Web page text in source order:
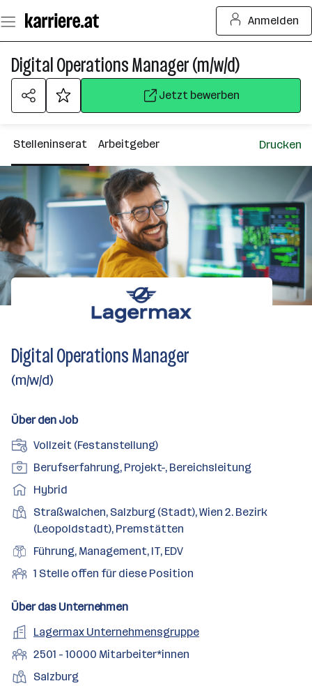
Seiteninhalt
springen
Anmelden
Digital Operations Manager (m/w/d)
Jetzt bewerben
Stelleninserat Arbeitgeber Drucken
Digital Operations Manager
(m/w/d)
Über den Job
A
n
s
t
e
l
n
s
a
t
Vollzeit (Festanstellung)
P
o
i
i
o
s
b
e
e
Berufserfahrung, Projekt-, Bereichsleitung
A
r
b
i
t
m
d
e
l
Hybrid
D
e
s
o
r
e
Straßwalchen, Salzburg (Stadt), Wien 2. Bezirk
(Leopoldstadt), Premstätten
B
e
u
s
f
l
Führung, Management, IT, EDV
O
f
n
e
S
1 Stelle offen für diese Position
Über das Unternehmen
A
r
e
Lagermax Unternehmensgruppe
M
i
t
2501 - 10000 Mitarbeiter*innen
S
Salzburg